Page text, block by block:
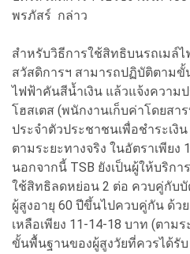
พรภัสร์ กล่าว
สำหรับวิธีการใช้สิทธิบนรถเมล์ไ
สวัสดิการฯ สามารถปฏิบัติตามขั้
ไฟฟ้าคันสีน้ำเงิน แล้วแจ้งความ
โฮสเตส (พนักงานเก็บค่าโดยสา
ประจำตัวประชาชนเพื่อชำระเงิ
ตามระยะทางจริง ในอัตราเพียง
นอกจากนี้ TSB ยังเป็นผู้ให้บริกา
ใช้สิทธิลดหย่อน 2 ต่อ ควบคู่กับ
ผู้สูงอายุ 60 ปีขึ้นไปควบคู่กัน ด้ว
เหลือเพียง 11-14-18 บาท (ตาม
ขั้นพื้นฐานของผู้สูงวัยที่ควรได้รั